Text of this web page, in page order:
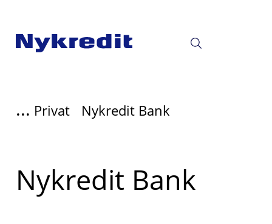
... Privat Nykredit Bank
Læs
mere
Nykredit Bank